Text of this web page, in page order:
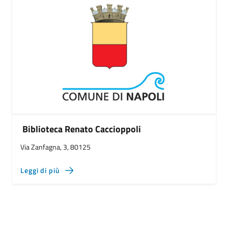
Biblioteca Renato Caccioppoli
Via Zanfagna, 3, 80125
Leggi di più